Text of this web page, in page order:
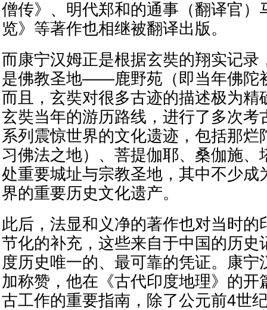
僧传》、明代郑和的通事（翻译官）
览》等著作也相继被翻译出版。
而康宁汉姆正是根据玄奘的翔实记录
是佛教圣地——鹿野苑（即当年佛陀
而且，玄奘对很多古迹的描述极为精
玄奘当年的游历路线，进行了多次考
系列震惊世界的文化遗迹，包括那烂
习佛法之地）、菩提伽耶、桑伽施、
处重要城址与宗教圣地，其中不少成
界的重要历史文化遗产。
此后，法显和义净的著作也对当时的
节化的补充，这些来自于中国的历史
度历史唯一的、最可靠的凭证。康宁
加称赞，他在《古代印度地理》的开
古工作的重要指南，除了公元前4世